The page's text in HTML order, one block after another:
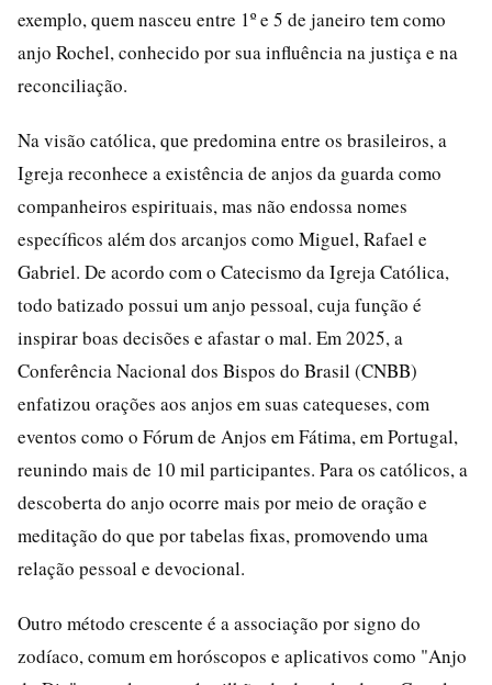
exemplo, quem nasceu entre 1º e 5 de janeiro tem como
anjo Rochel, conhecido por sua influência na justiça e na
reconciliação.
Na visão católica, que predomina entre os brasileiros, a
Igreja reconhece a existência de anjos da guarda como
companheiros espirituais, mas não endossa nomes
específicos além dos arcanjos como Miguel, Rafael e
Gabriel. De acordo com o Catecismo da Igreja Católica,
todo batizado possui um anjo pessoal, cuja função é
inspirar boas decisões e afastar o mal. Em 2025, a
Conferência Nacional dos Bispos do Brasil (CNBB)
enfatizou orações aos anjos em suas catequeses, com
eventos como o Fórum de Anjos em Fátima, em Portugal,
reunindo mais de 10 mil participantes. Para os católicos, a
descoberta do anjo ocorre mais por meio de oração e
meditação do que por tabelas fixas, promovendo uma
relação pessoal e devocional.
Outro método crescente é a associação por signo do
zodíaco, comum em horóscopos e aplicativos como "Anjo